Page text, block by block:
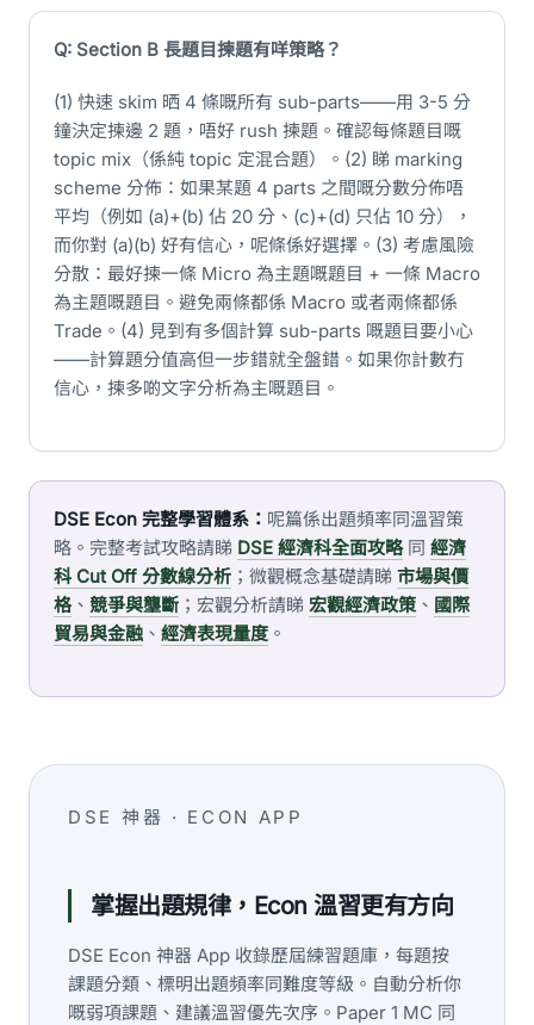
Q: Section B 長題目揀題有咩策略？
(1) 快速 skim 晒 4 條嘅所有 sub-parts——用 3-5 分
鐘決定揀邊 2 題，唔好 rush 揀題。確認每條題目嘅
topic mix（係純 topic 定混合題）。(2) 睇 marking
scheme 分佈：如果某題 4 parts 之間嘅分數分佈唔
平均（例如 (a)+(b) 佔 20 分、(c)+(d) 只佔 10 分），
而你對 (a)(b) 好有信心，呢條係好選擇。(3) 考慮風險
分散：最好揀一條 Micro 為主題嘅題目 + 一條 Macro
為主題嘅題目。避免兩條都係 Macro 或者兩條都係
Trade。(4) 見到有多個計算 sub-parts 嘅題目要小心
——計算題分值高但一步錯就全盤錯。如果你計數冇
信心，揀多啲文字分析為主嘅題目。
DSE Econ 完整學習體系： 呢篇係出題頻率同溫習策
略。完整考試攻略請睇 DSE 經濟科全面攻略同 經濟
科 Cut Off 分數線分析 ；微觀概念基礎請睇 市場與價
格、 競爭與壟斷 ；宏觀分析請睇 宏觀經濟政策、 國際
貿易與金融 、 經濟表現量度 。
DSE 神器 · ECON APP
掌握出題規律，Econ 溫習更有方向
DSE Econ 神器 App 收錄歷屆練習題庫，每題按
課題分類、標明出題頻率同難度等級。自動分析你
嘅弱項課題、建議溫習優先次序。Paper 1 MC 同